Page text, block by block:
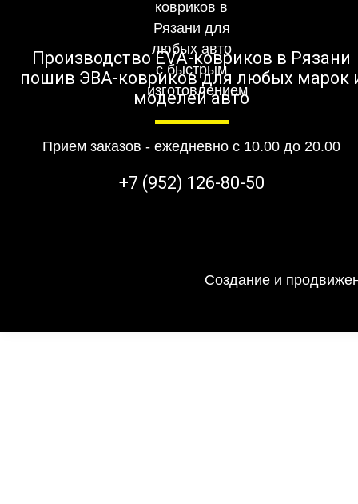
Производство EVA-ковриков в Рязани
пошив ЭВА-ковриков для любых марок
моделей авто
Прием заказов - ежедневно с 10.00 до 20.00
+7 (952) 126-80-50
Создание и